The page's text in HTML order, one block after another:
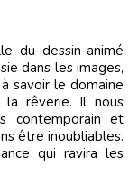
du dessin-animé
dans les images,
savoir le domaine
la rêverie. Il nous
contemporain et
être inoubliables.
qui ravira les